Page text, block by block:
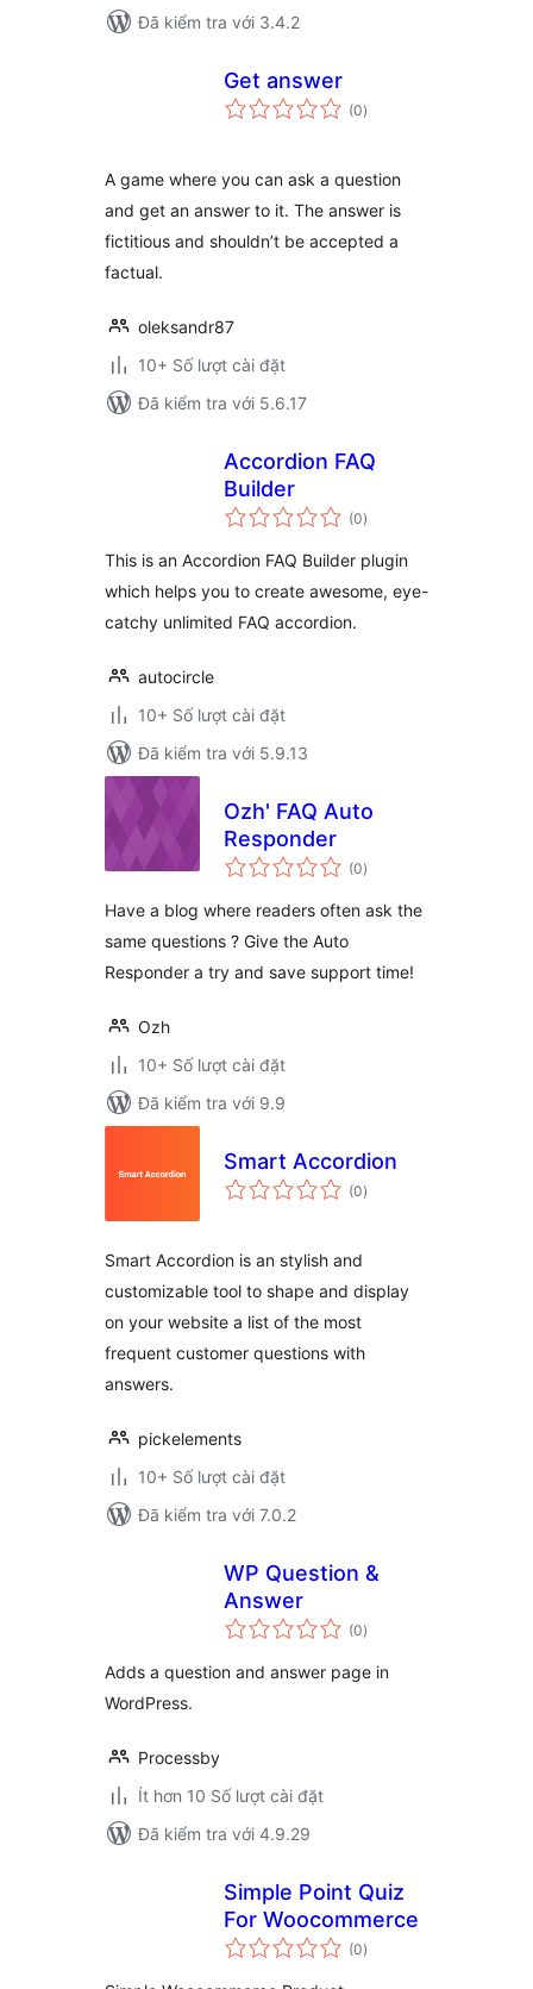
Đã kiểm tra với 3.4.2
Get answer
(0tổng
đánh
)
A game where you can ask a question
and get an answer to it. The answer is
fictitious and shouldn’t be accepted a
factual.
oleksandr87
10+ Số lượt cài đặt
Đã kiểm tra với 5.6.17
Accordion FAQ
Builder
(0tổng
đánh
)
This is an Accordion FAQ Builder plugin
which helps you to create awesome, eye-
catchy unlimited FAQ accordion.
autocircle
10+ Số lượt cài đặt
Đã kiểm tra với 5.9.13
Ozh' FAQ Auto
Responder
(0tổng
đánh
)
Have a blog where readers often ask the
same questions ? Give the Auto
Responder a try and save support time!
Ozh
10+ Số lượt cài đặt
Đã kiểm tra với 9.9
Smart Accordion
(0tổng
đánh
)
Smart Accordion is an stylish and
customizable tool to shape and display
on your website a list of the most
frequent customer questions with
answers.
pickelements
10+ Số lượt cài đặt
Đã kiểm tra với 7.0.2
WP Question &
Answer
(0tổng
đánh
)
Adds a question and answer page in
WordPress.
Processby
Ít hơn 10 Số lượt cài đặt
Đã kiểm tra với 4.9.29
Simple Point Quiz
For Woocommerce
(0tổng
đánh
)